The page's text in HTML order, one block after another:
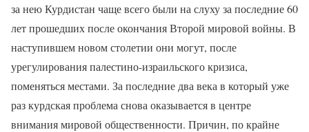
за нею Курдистан чаще всего были на слуху за последние 60
лет прошедших после окончания Второй мировой войны. В
наступившем новом столетии они могут, после
урегулирования палестино-израильского кризиса,
поменяться местами. За последние два века в который уже
раз курдская проблема снова оказывается в центре
внимания мировой общественности. Причин, по крайне